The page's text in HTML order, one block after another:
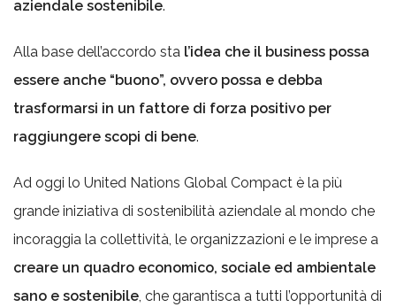
aziendale sostenibile.
Alla base dell’accordo sta l’idea che il business possa
essere anche “buono”, ovvero possa e debba
trasformarsi in un fattore di forza positivo per
raggiungere scopi di bene.
Ad oggi lo United Nations Global Compact è la più
grande iniziativa di sostenibilità aziendale al mondo che
incoraggia la collettività, le organizzazioni e le imprese a
creare un quadro economico, sociale ed ambientale
sano e sostenibile, che garantisca a tutti l’opportunità di